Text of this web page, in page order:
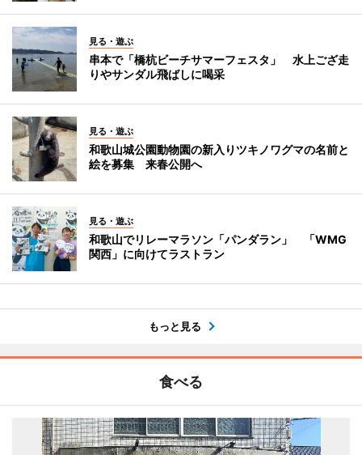
見る・遊ぶ
串本で「橋杭ビーチサマーフェスタ」 水上ござ走
りやサンダル飛ばしに喝采
見る・遊ぶ
和歌山城公園動物園の新入りツキノワグマの名前と
絵を募集 来春公開へ
見る・遊ぶ
和歌山でリレーマラソン「パンダラン」 「WMG
関西」に向けてラストラン
もっと見る
食べる